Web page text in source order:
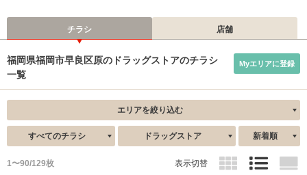
チラシ 店舗
福岡県福岡市早良区原のドラッグストアのチラシ
一覧
Myエリアに登録
エリアを絞り込む
すべてのチラシ ドラッグストア 新着順
1〜90/129枚 表示切替